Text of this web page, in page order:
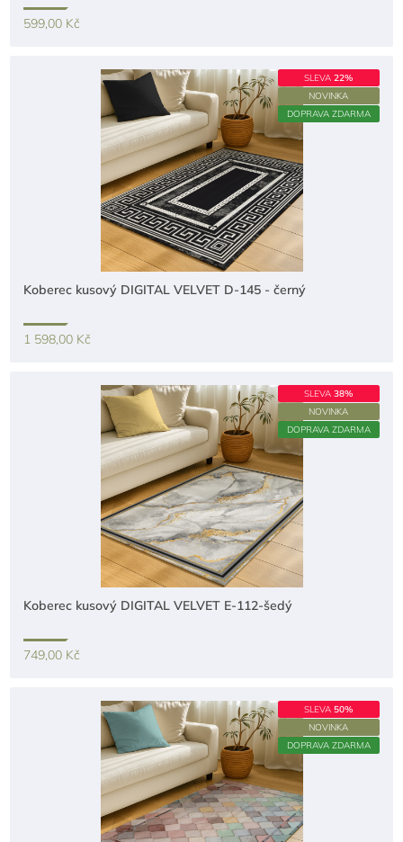
599,00 Kč
SLEVA22%
NOVINKA
DOPRAVA ZDARMA
Koberec kusový DIGITAL VELVET D-145 - černý
1 598,00 Kč
SLEVA38%
NOVINKA
DOPRAVA ZDARMA
Koberec kusový DIGITAL VELVET E-112-šedý
749,00 Kč
SLEVA50%
NOVINKA
DOPRAVA ZDARMA